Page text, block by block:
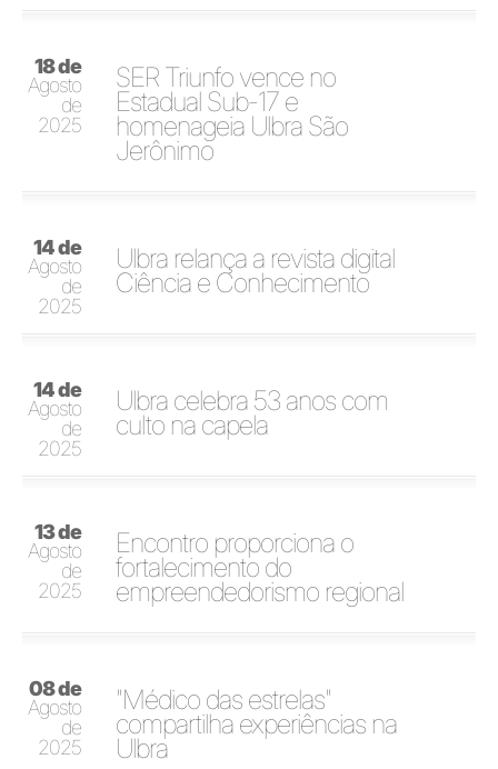
18 de
Agosto
de
2025
SER Triunfo vence no
Estadual Sub-17 e
homenageia Ulbra São
Jerônimo
14 de
Agosto
de
2025
Ulbra relança a revista digital
Ciência e Conhecimento
14 de
Agosto
de
2025
Ulbra celebra 53 anos com
culto na capela
13 de
Agosto
de
2025
Encontro proporciona o
fortalecimento do
empreendedorismo regional
08 de
Agosto
de
2025
"Médico das estrelas"
compartilha experiências na
Ulbra